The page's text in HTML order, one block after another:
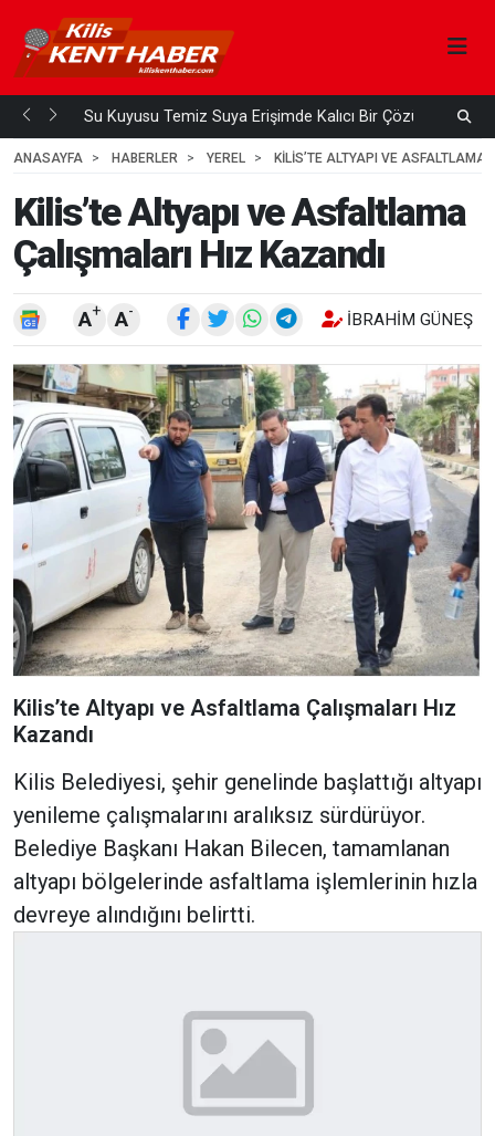
Su Kuyusu Temiz Suya Erişimde Kalıcı Bir Çözüm
4
ANASAYFA HABERLER YEREL KILIS’TE ALTYAPI VE
Kilis’te Altyapı ve Asfaltlama
Çalışmaları Hız Kazandı
A+ A- İBRAHIM GÜNEŞ
Kilis’te Altyapı ve Asfaltlama Çalışmaları Hız
Kazandı
Kilis Belediyesi, şehir genelinde başlattığı altyapı
yenileme çalışmalarını aralıksız sürdürüyor.
Belediye Başkanı Hakan Bilecen, tamamlanan
altyapı bölgelerinde asfaltlama işlemlerinin hızla
devreye alındığını belirtti.